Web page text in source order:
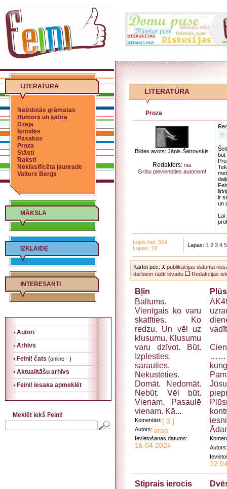
LITERATŪRA
Neizdotās grāmatas
Humors un satīra
Dzeja
Īsrindes
Pasakas
Proza
Stāsti
Raksti
Neklasificēta jaunrade
Valters Bergs
MĀKSLA
IZKLAIDE
INTERESANTI
Autori
Arhīvs
Feini! čats (online - )
Aktualitāšu arhīvs
Feini! iesaka apmeklēt
Meklēt iekš Feini!
LITERATŪRA
Proza
Bildes avots: Jānis Šatrovskis
Redaktors:nia
Gribu pievienoties autoriem!
būt
ir
un
Lai
kopā dati: 554
Lapas: 19
Lapas: 1 2 3 4 5
Kārtot pēc: publikācijas datuma
darbiem rādīt ievadu
Redakcijas
Bļin
Baltums.
Vienīgais ko varu
skatīties. Ko
redzu. Un vēl uz
klusumu. Klusumu
varu dzīvot. Būt.
Izplesties,
sarauties.
Nekustēties.
Domāt. Nedomāt.
Nebūt. Vēl būt.
Vienam. Pasaulē
vienam. Kā...
Komentāri: [ 3 ]
Autors: arpa
Ievietošanas datums:
16.04.2024
Jūsu
Autors:
Stiprais ierocis